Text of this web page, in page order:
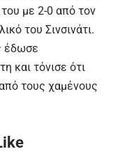
με 2-0 από τον
του Σινσινάτι.
έδωσε
και τόνισε ότι
τους χαμένους